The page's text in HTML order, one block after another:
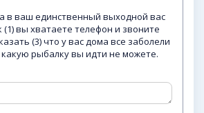
в ваш единственный выходной вас
(1) вы хватаете телефон и звоните
(3) что у вас дома все заболели
какую рыбалку вы идти не можете.